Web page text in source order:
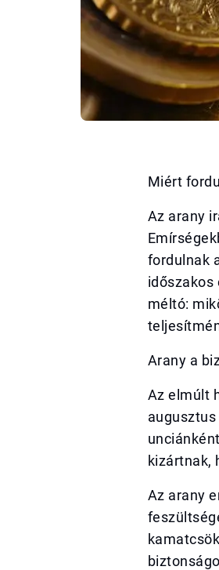
Miért
Az arany
fordulnak
időszakos
méltó:
Arany a
Az elmúlt
kizártnak,
Az arany